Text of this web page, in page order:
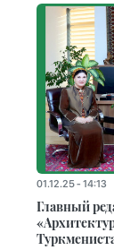
01.12.25 - 14:13
Главный